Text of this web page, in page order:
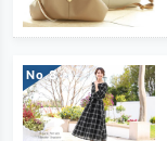
No.